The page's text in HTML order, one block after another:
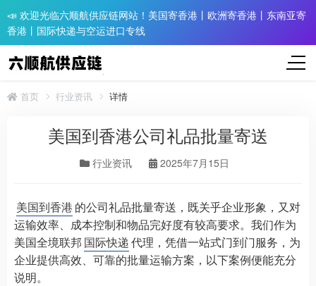
📣 欢迎光临六顺航供应链网站！美国寄香港丨欧洲寄香港丨东南亚寄
香港丨国际快递与空运进口专线
首页 行业资讯 详情
美国到香港公司礼品批量寄送
行业资讯 2025年7月15日
美国到香港 的公司礼品批量寄送，既关乎企业形象，又对
运输效率、成本控制和物品完好度有较高要求。我们作为
美国全境联邦 国际快递代理，凭借一站式门到门服务，为
企业提供高效、可靠的批量运输方案，以下案例便能充分
说明。